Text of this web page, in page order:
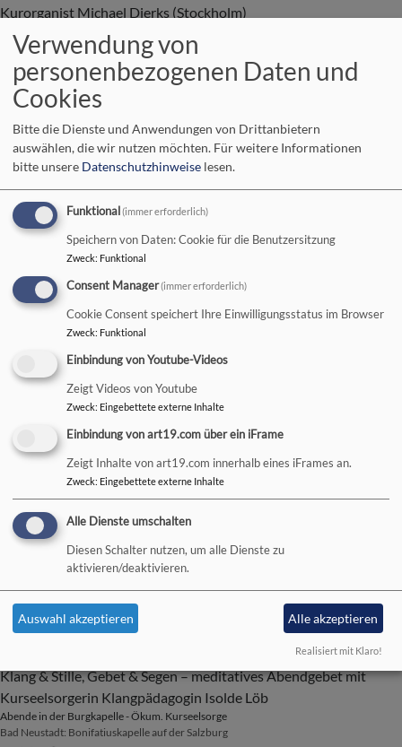
Kurorganist Michael Dierks (Stockholm)
So, 16.8. 10 Uhr
Gottesdienst, Dekan Rasp
Bad Neustadt Christuskirche
Sa, 22.8. 11-11:30 Uhr
Orgelsommer - 30 Minuten Orgelmusik in der Karmelitenkirche
Bad Neustadt Karmelitenkirche
So, 23.8. 10 Uhr
Gottesdienst, Lektor Roland Frank
Bad Neustadt
Christuskirche
Mo, 24.8. 19-20 Uhr
Klang & Stille, Gebet & Segen – meditatives Abendgebet mit
Kurseelsorgerin Klangpädagogin Isolde Löb
Abende in der Burgkapelle - Ökum. Kurseelsorge
Bad Neustadt Bonifatiuskapelle auf der Salzburg
Verwendung von
personenbezogenen Daten und
Cookies
Bitte die Dienste und Anwendungen von Drittanbietern
auswählen, die wir nutzen möchten. Für weitere Informationen
bitte unsere Datenschutzhinweise lesen.
Funktional (immer erforderlich)
Speichern von Daten: Cookie für die Benutzersitzung
Zweck: Funktional
Consent Manager(immer erforderlich)
Cookie Consent speichert Ihre Einwilligungsstatus im Browser
Zweck: Funktional
Einbindung von Youtube-Videos
Zeigt Videos von Youtube
Zweck: Eingebettete externe Inhalte
Einbindung von art19.com über ein iFrame
Zeigt Inhalte von art19.com innerhalb eines iFrames an.
Zweck: Eingebettete externe Inhalte
Alle Dienste umschalten
Diesen Schalter nutzen, um alle Dienste zu
aktivieren/deaktivieren.
Auswahl akzeptieren Alle akzeptieren
Realisiert mit Klaro!